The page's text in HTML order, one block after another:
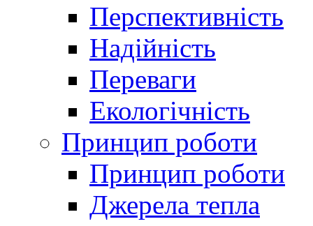
Перспективність
Надійність
Переваги
Екологічність
Принцип роботи
Принцип роботи
Джерела тепла